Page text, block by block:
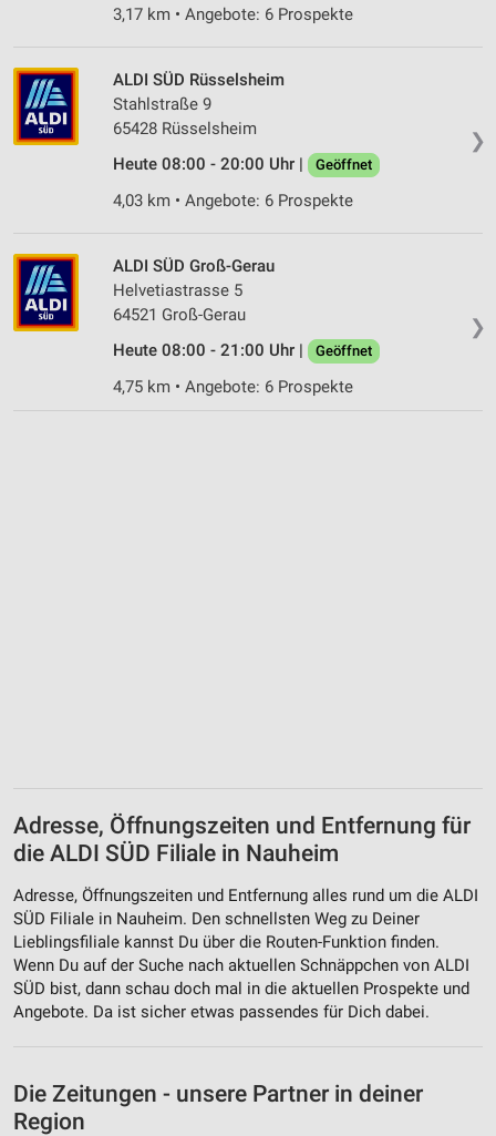
3,17 km • Angebote: 6 Prospekte
❯
ALDI SÜD Rüsselsheim
Stahlstraße 9
65428 Rüsselsheim
Heute 08:00 - 20:00 Uhr |
Geöffnet
4,03 km • Angebote: 6 Prospekte
❯
ALDI SÜD Groß-Gerau
Helvetiastrasse 5
64521 Groß-Gerau
Heute 08:00 - 21:00 Uhr |
Geöffnet
4,75 km • Angebote: 6 Prospekte
Adresse, Öffnungszeiten und Entfernung für
die ALDI SÜD Filiale in Nauheim
Adresse, Öffnungszeiten und Entfernung alles rund um die ALDI
SÜD Filiale in Nauheim. Den schnellsten Weg zu Deiner
Lieblingsfiliale kannst Du über die Routen-Funktion finden.
Wenn Du auf der Suche nach aktuellen Schnäppchen von ALDI
SÜD bist, dann schau doch mal in die aktuellen Prospekte und
Angebote. Da ist sicher etwas passendes für Dich dabei.
Die Zeitungen - unsere Partner in deiner
Region